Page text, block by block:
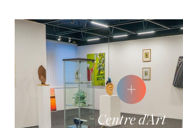
Centre d'Art